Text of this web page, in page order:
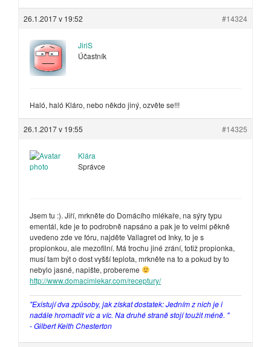
26.1.2017 v 19:52 #14324
JiriS
Účastník
Haló, haló Kláro, nebo někdo jiný, ozvěte se!!!
26.1.2017 v 19:55 #14325
Klára
Správce
Jsem tu :). Jiří, mrkněte do Domácího mlékaře, na sýry typu
ementál, kde je to podrobně napsáno a pak je to velmi pěkně
uvedeno zde ve fóru, najděte Vallagret od Inky, to je s
propionkou, ale mezofilní. Má trochu jiné zrání, totiž propionka,
musí tam být o dost vyšší teplota, mrkněte na to a pokud by to
nebylo jasné, napište, probereme
http://www.domacimlekar.com/receptury/
"Existují dva způsoby, jak získat dostatek: Jedním z nich je i
nadále hromadit víc a víc. Na druhé straně stojí toužit méně. "
- Gilbert Keith Chesterton